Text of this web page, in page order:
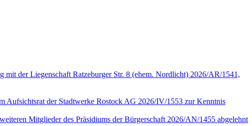
der Liegenschaft Ratzeburger Str. 8 (ehem. Nordlicht) 2026/AR/1541,
Aufsichtsrat der Stadtwerke Rostock AG 2026/IV/1553 zur Kenntnis
Mitglieder des Präsidiums der Bürgerschaft 2026/AN/1455 abgelehnt